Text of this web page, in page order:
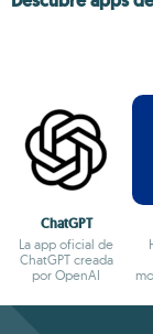
ChatGPT
La app oficial de
ChatGPT creada
por OpenAI